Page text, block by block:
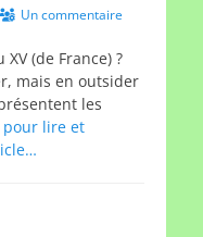
Un commentaire
XV (de France) ?
mais en outsider
les
lire et